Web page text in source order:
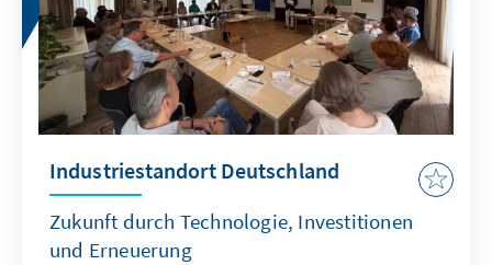
Industriestandort Deutschland
Zukunft durch Technologie, Investitionen
und Erneuerung